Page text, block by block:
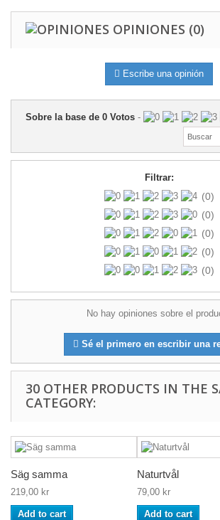
OPINIONES (0)
Escribe una opinión
Sobre la base de 0 Votos -
Filtrar:
(0)
(0)
(0)
(0)
(0)
No hay opiniones sobre el
Sé el primero en escribir una
30 OTHER PRODUCTS IN THE
CATEGORY:
Säg samma
219,00 kr
Add to cart
Naturtvål
79,00 kr
Add to cart